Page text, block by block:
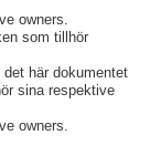
owners.
som tillhör
här dokumentet
sina respektive
owners.